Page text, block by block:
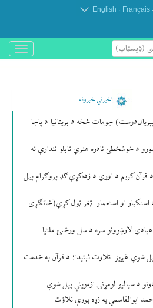
.
Français
.
English
(ډیسټاپ)
باز
و
اخیرني خبرونه
جومات څخه د بریتانیا د پاچا
د خوشخطئ نادره هنري تابلو نندارې ته
قرآن کریم د اوړي د زده‌کړې ګډ پروګرام پیل
استکبار او استعمار ټغر ټول کړي(ځانګړی
لارښوونو سره د سل ورځنئ ملتیا
شوي غږیز تلاوت ثبتیدا؛ د قرآن په خدمت
د سیالیو لومړنۍ ازموینې پیل شوې
ابوالقاسمي په زړه پورې تلاؤت